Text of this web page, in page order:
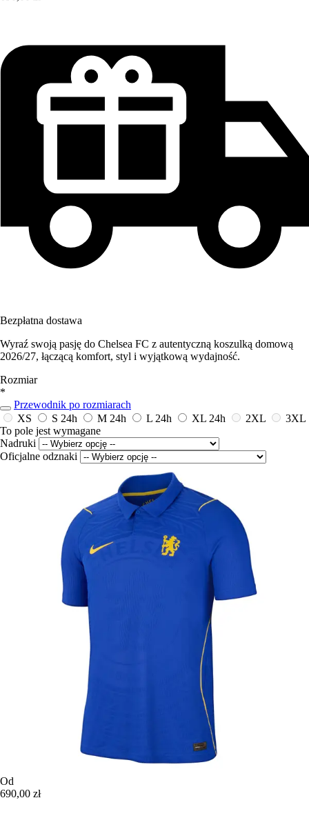
Bezpłatna dostawa
Wyraź swoją pasję do Chelsea FC z autentyczną koszulką domową
2026/27, łączącą komfort, styl i wyjątkową wydajność.
Rozmiar
*
Przewodnik po rozmiarach
XS
S 24h M 24h L 24h XL 24h 2XL
3XL
To pole jest wymagane
Nadruki
Oficjalne odznaki
Od
690,00 zł